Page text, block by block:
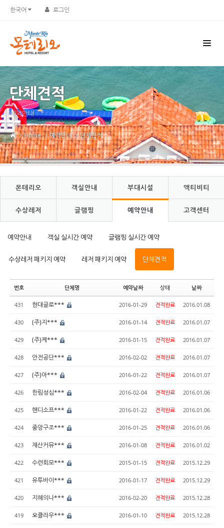
한국어 로그인
단체견적
예약안내
Home 예약안내 단체견적
몬테리오 객실안내 부대시설 액티비티
수상레저 글램핑 예약안내 고객센터
예약안내 객실 실시간 예약 글램핑 실시간 예약
수상레저 패키지 예약 레저 패키지 예약 단체견적
번호 단체명 예약날짜 상태 날짜
431 현대글로*** 2016-01-29 견적완료 2016.01.08
430 (주)지*** 2016-01-14 견적완료 2016.01.07
429 (주)케*** 2016-01-15 견적완료 2016.01.07
428 안전공단*** 2016-02-02 견적완료 2016.01.07
427 (주)아*** 2016-01-22 견적완료 2016.01.07
426 한림성심*** 2016-02-04 견적완료 2016.01.06
425 핸디소프*** 2016-01-22 견적완료 2016.01.06
424 중앙구조*** 2016-01-25 견적완료 2016.01.06
423 재산커뮤*** 2016-01-08 견적완료 2016.01.02
422 수련회모*** 2015-01-15 견적완료 2015.12.29
421 유투바이*** 2016-01-17 견적완료 2015.12.29
420 지혜의나*** 2016-02-20 견적완료 2015.12.28
419 오클라우*** 2016-01-10 견적완료 2015.12.28
Sketchbook5, 스케치북5